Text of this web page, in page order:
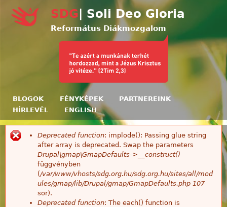
Ugrás a tartalomra
SDG | Soli Deo Gloria
Református Diákmozgalom
BLOGOK FÉNYKÉPEK
PARTNEREINK
HÍRLEVÉL
ENGLISH
Hibaüzenet
Deprecated function: implode(): Passing glue string
after array is deprecated. Swap the parameters
Drupal\gmap\GmapDefaults->__construct()
függvényben
(/var/www/vhosts/sdg.org.hu/sdg.org.hu/sites/all/mod
ules/gmap/lib/Drupal/gmap/GmapDefaults.php 107
sor).
Deprecated function: The each() function is